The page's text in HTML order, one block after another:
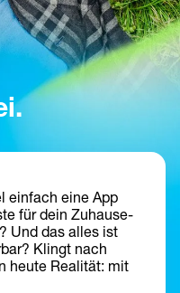
einfach eine App
für dein Zuhause-
Und das alles ist
Klingt nach
heute Realität: mit